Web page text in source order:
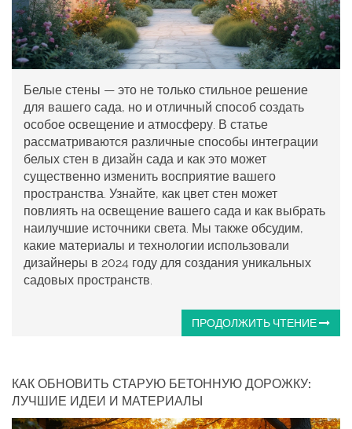
Белые стены — это не только стильное решение
для вашего сада, но и отличный способ создать
особое освещение и атмосферу. В статье
рассматриваются различные способы интеграции
белых стен в дизайн сада и как это может
существенно изменить восприятие вашего
пространства. Узнайте, как цвет стен может
повлиять на освещение вашего сада и как выбрать
наилучшие источники света. Мы также обсудим,
какие материалы и технологии использовали
дизайнеры в 2024 году для создания уникальных
садовых пространств.
ПРОДОЛЖИТЬ ЧТЕНИЕ
КАК ОБНОВИТЬ СТАРУЮ БЕТОННУЮ ДОРОЖКУ:
ЛУЧШИЕ ИДЕИ И МАТЕРИАЛЫ